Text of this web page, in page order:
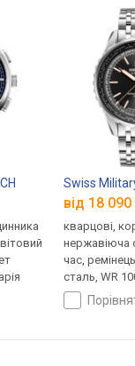
Swiss
від 18 090
кварцові,
нержавіюча
час,
сталь, WR